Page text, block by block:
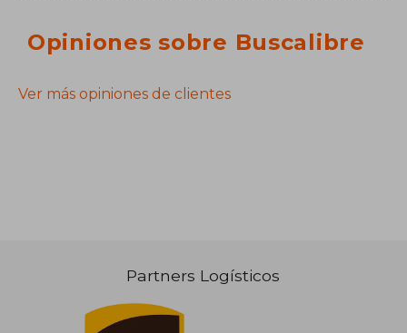
Opiniones sobre Buscalibre
Ver más opiniones de clientes
Partners Logísticos